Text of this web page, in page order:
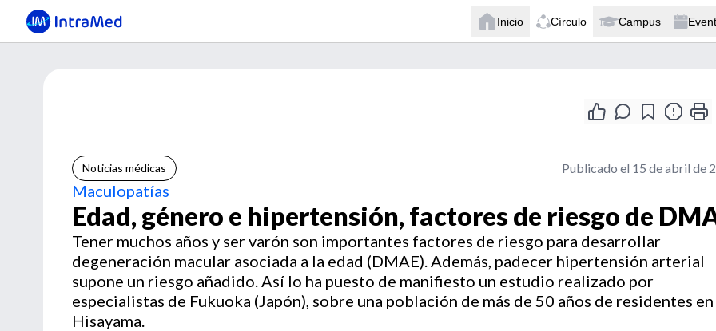
Inicio Círculo Campus
Noticias médicas Publicado el 15 de abril de
Maculopatías
Edad, género e hipertensión, factores de riesgo de
Tener muchos años y ser varón son importantes factores de riesgo para desarrollar
degeneración macular asociada a la edad (DMAE). Además, padecer hipertensión arterial
supone un riesgo añadido. Así lo ha puesto de manifiesto un estudio realizado por
especialistas de Fukuoka (Japón), sobre una población de más de 50 años de residentes en
Hisayama.